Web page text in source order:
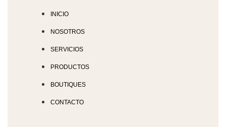
INICIO
NOSOTROS
SERVICIOS
PRODUCTOS
BOUTIQUES
CONTACTO